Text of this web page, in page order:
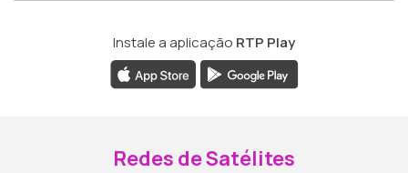
Instale a aplicação RTP Play
Redes de Satélites